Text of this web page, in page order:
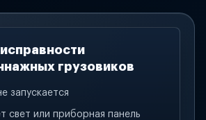
грузовиков
запускается
свет или приборная панель